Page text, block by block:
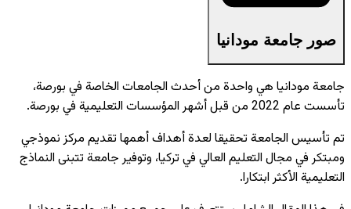
صور جامعة مودانيا
جامعة مودانيا هي واحدة من أحدث الجامعات الخاصة في بورصة،
تأسست عام 2022 من قبل أشهر المؤسسات التعليمية في بورصة.
تم تأسيس الجامعة تحقيقا لعدة أهداف أهمها تقديم مركز نموذجي
ومبتكر في مجال التعليم العالي في تركيا، وتوفير جامعة تتبنى النماذج
التعليمية الأكثر ابتكارا.